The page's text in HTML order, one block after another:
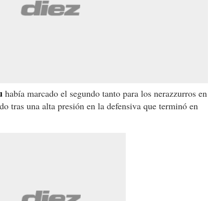
había marcado el segundo tanto para los nerazzurros en
tras una alta presión en la defensiva que terminó en